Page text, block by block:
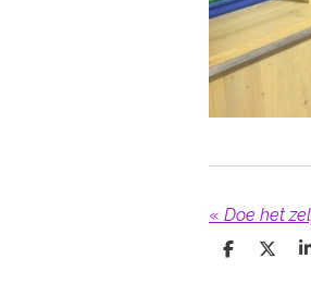
« Doe het
D
D